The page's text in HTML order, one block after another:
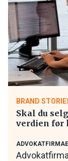
BRAND
Skal du
verdien før